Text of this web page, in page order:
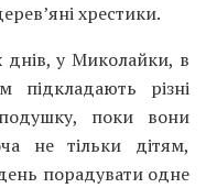
хрестики.
у Миколайки, в
різні
поки вони
не тільки дітям,
порадувати одне